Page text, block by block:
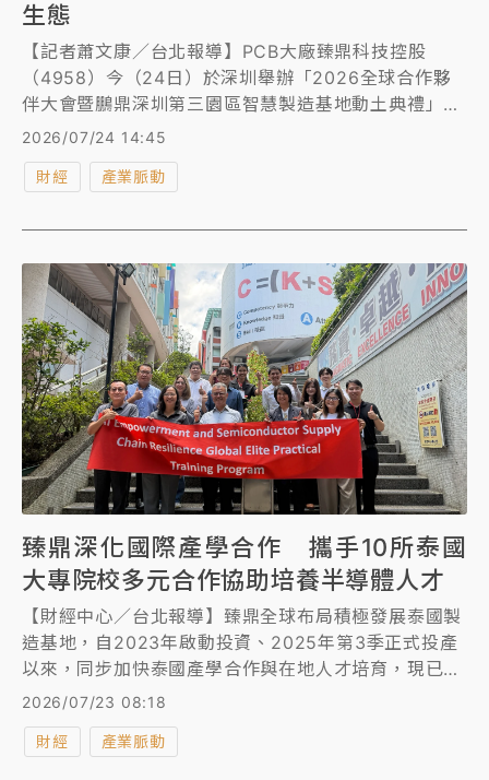
生態
【記者蕭文康／台北報導】PCB大廠臻鼎科技控股
（4958）今（24日）於深圳舉辦「2026全球合作夥
伴大會暨鵬鼎深圳第三園區智慧製造基地動土典禮」，
臻鼎表示，園區規劃總建築面積約50萬平方公尺，預計
總投資金額超過人民幣100億元，重點布局AI伺服器用
與光模塊用高階類載板，以及AI終端用高階軟板等高端
2026/07/24 14:45
財經 產業脈動
臻鼎深化國際產學合作 攜手10所泰國
大專院校多元合作協助培養半導體人才
【財經中心／台北報導】臻鼎全球布局積極發展泰國製
造基地，自2023年啟動投資、2025年第3季正式投產
以來，同步加快泰國產學合作與在地人才培育，現已與
泰國10所大學、科技大學及技職院校建立多元合作關
產學合作計畫，從校園扎根、人才引進到文化融合，建
2026/07/23 08:18
財經 產業脈動